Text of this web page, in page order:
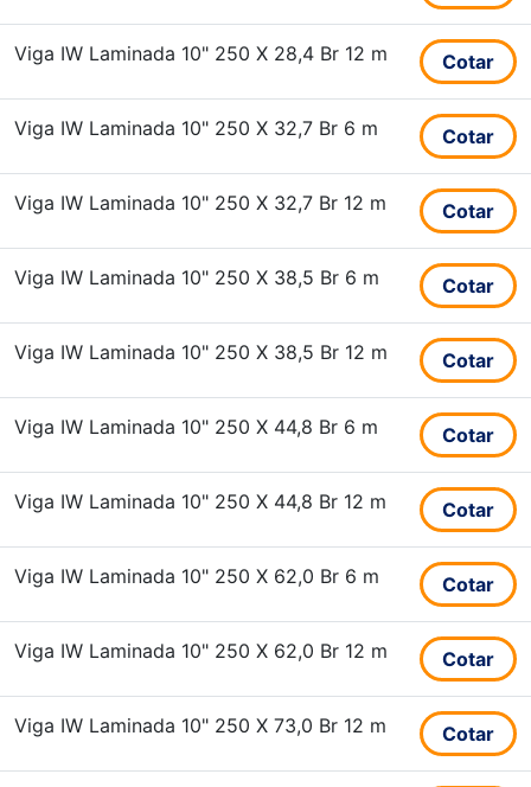
Viga IW Laminada 10" 250 X 28,4 Br 12 m Cotar
Viga IW Laminada 10" 250 X 32,7 Br 6 m Cotar
Viga IW Laminada 10" 250 X 32,7 Br 12 m Cotar
Viga IW Laminada 10" 250 X 38,5 Br 6 m Cotar
Viga IW Laminada 10" 250 X 38,5 Br 12 m Cotar
Viga IW Laminada 10" 250 X 44,8 Br 6 m Cotar
Viga IW Laminada 10" 250 X 44,8 Br 12 m Cotar
Viga IW Laminada 10" 250 X 62,0 Br 6 m Cotar
Viga IW Laminada 10" 250 X 62,0 Br 12 m Cotar
Viga IW Laminada 10" 250 X 73,0 Br 12 m Cotar